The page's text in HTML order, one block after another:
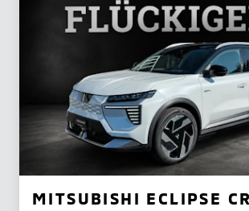
MITSUBISHI ECLIPSE